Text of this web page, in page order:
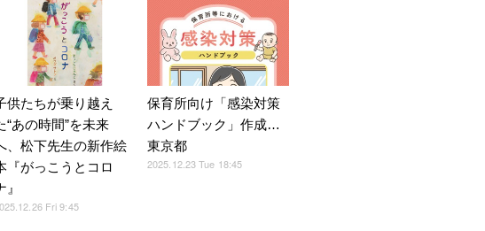
供たちが乗り越え
“あの時間”を未来
、松下先生の新作絵
『がっこうとコロ
』
Fri 9:45
保育所向け「感染対策
ハンドブック」作成…
東京都
2025.12.23 Tue 18:45